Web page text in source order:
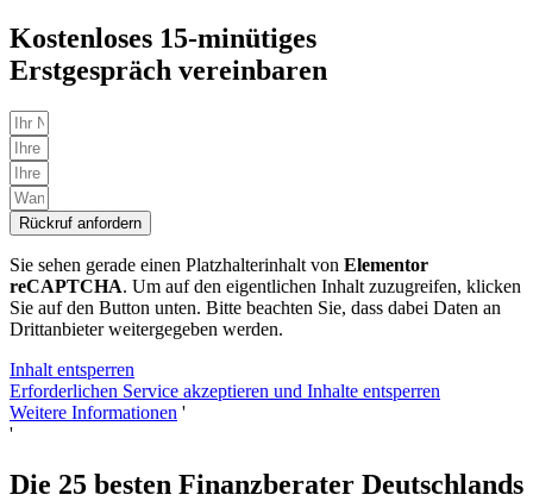
Kostenloses 15-minütiges
Erstgespräch vereinbaren
Rückruf anfordern
Sie sehen gerade einen Platzhalterinhalt von Elementor
reCAPTCHA. Um auf den eigentlichen Inhalt zuzugreifen, klicken
Sie auf den Button unten. Bitte beachten Sie, dass dabei Daten an
Drittanbieter weitergegeben werden.
Inhalt entsperren
Erforderlichen Service akzeptieren und Inhalte entsperren
Weitere Informationen '
'
Die 25 besten Finanzberater Deutschlands